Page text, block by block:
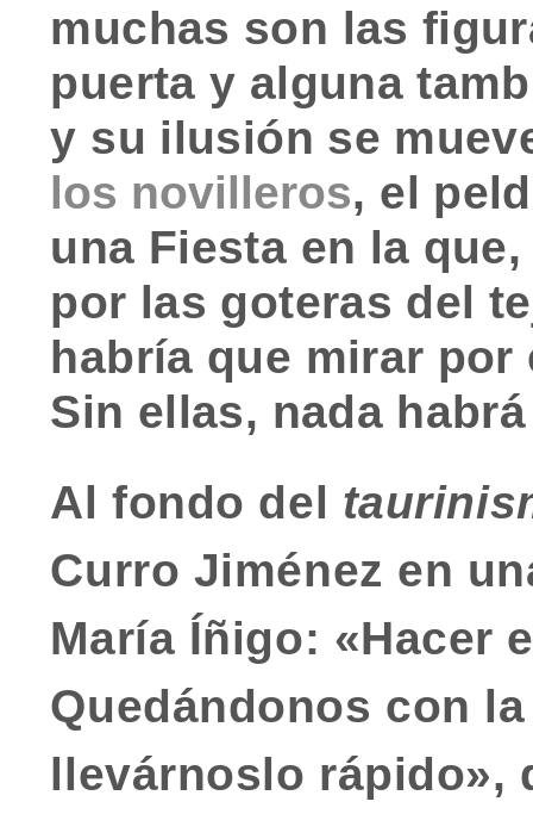
muchas son las
puerta y alguna
y su ilusión se
los novilleros, el
una Fiesta en la
por las goteras del
habría que mirar
Sin ellas, nada
Al fondo del
Curro Jiménez en
María Íñigo: «Hacer
Quedándonos con
llevárnoslo rápido»,